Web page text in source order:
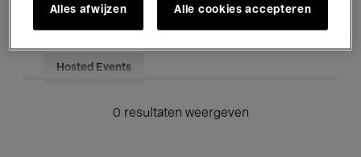
Onderwijs Rondleidingen
Hosted Events
0 resultaten weergeven
Alles afwijzen Alle cookies accepteren